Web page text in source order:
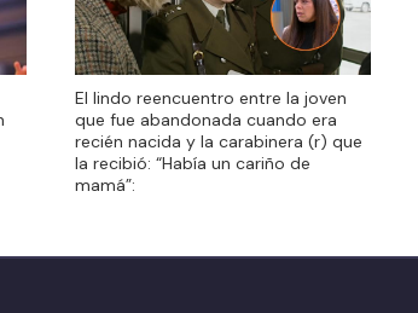
que fue abandonada cuando era
recién nacida y la carabinera (r) que
la recibió: “Había un cariño de
mamá”:
El lindo reencuentro entre la joven
que fue abandonada cuando era
recién nacida y la carabinera (r) que
la recibió: “Había un cariño de
mamá”: